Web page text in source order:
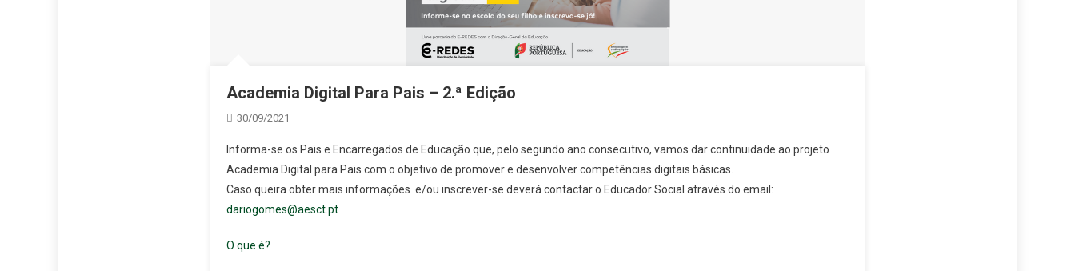
Academia Digital Para Pais – 2.ª Edição
30/09/2021
Informa-se os Pais e Encarregados de Educação que, pelo segundo ano consecutivo, vamos dar continuidade ao projeto
Academia Digital para Pais com o objetivo de promover e desenvolver competências digitais básicas.
Caso queira obter mais informações e/ou inscrever-se deverá contactar o Educador Social através do email:
dariogomes@aesct.pt
O que é?